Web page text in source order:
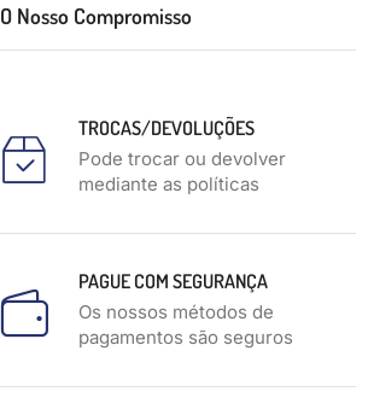
O Nosso Compromisso
TROCAS/DEVOLUÇÕES
Pode trocar ou devolver
mediante as políticas
PAGUE COM SEGURANÇA
Os nossos métodos de
pagamentos são seguros